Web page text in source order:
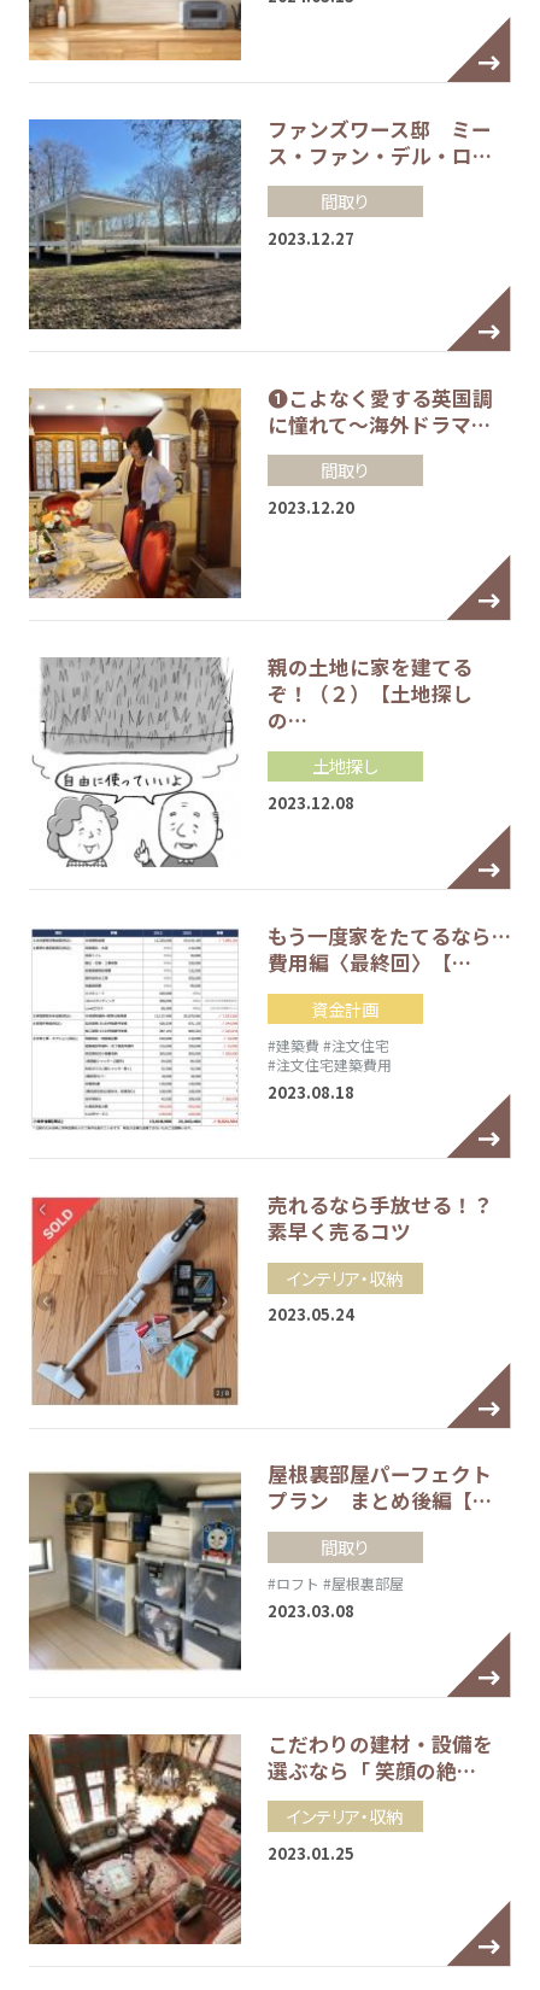
ファンズワース邸 ミー
ス・ファン・デル・ロ…
間取り
2023.12.27
❶こよなく愛する英国調
に憧れて～海外ドラマ…
間取り
2023.12.20
親の土地に家を建てる
ぞ！（２）【土地探し
の…
土地探し
2023.12.08
もう一度家をたてるなら…
費用編〈最終回〉【…
資金計画
#建築費 #注文住宅
#注文住宅建築費用
2023.08.18
売れるなら手放せる！？
素早く売るコツ
インテリア・収納
2023.05.24
屋根裏部屋パーフェクト
プラン まとめ後編【…
間取り
#ロフト #屋根裏部屋
2023.03.08
こだわりの建材・設備を
選ぶなら「 笑顔の絶…
インテリア・収納
2023.01.25